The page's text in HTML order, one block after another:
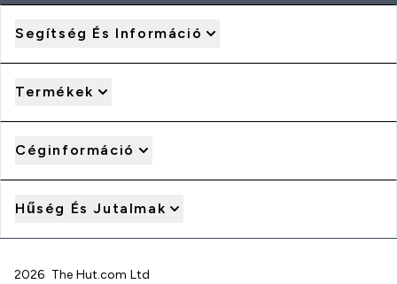
Segítség És Információ
Termékek
Céginformáció
Hűség És Jutalmak
2026 The Hut.com Ltd